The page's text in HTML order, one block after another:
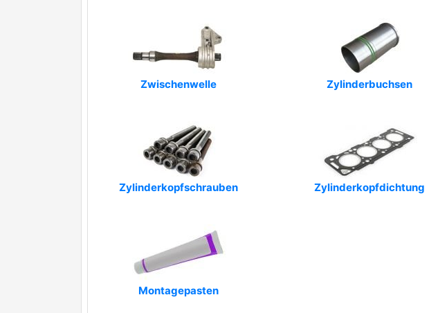
Zwischenwelle Zylinderbuchsen
Zylinderkopfschrauben Zylinderkopfdichtung
Montagepasten